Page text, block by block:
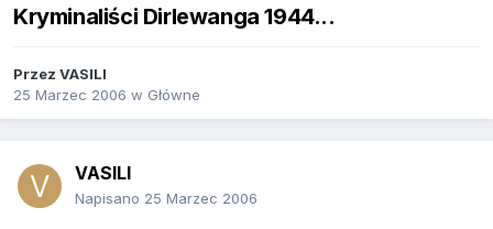
Kryminaliści Dirlewanga 1944...
Przez VASILI
25 Marzec 2006 w Główne
VASILI
Napisano 25 Marzec 2006